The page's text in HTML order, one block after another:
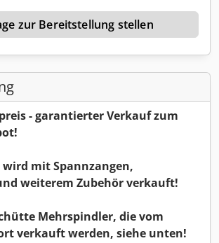
zur Bereitstellung stellen
- garantierter Verkauf zum
wird mit Spannzangen,
weiterem Zubehör verkauft!
Mehrspindler, die vom
verkauft werden, siehe unten!